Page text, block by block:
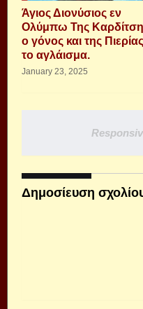
Άγιος Διονύσιος εν
Ολύμπω Της
ο γόνος και της Πιερίας
το αγλάισμα.
January 23, 2025
Δημοσίευση